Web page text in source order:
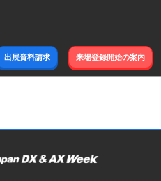
出展資料請求 来場登録開始の案内